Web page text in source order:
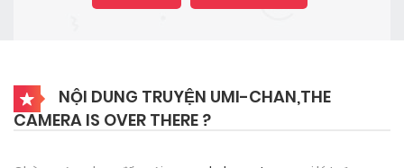
NỘI DUNG TRUYỆN UMI-CHAN,THE
CAMERA IS OVER THERE ?